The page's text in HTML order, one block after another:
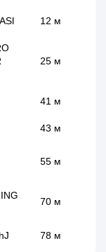
12 м
25 м
41 м
43 м
55 м
70 м
78 м